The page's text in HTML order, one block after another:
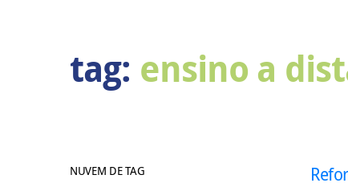
tag: ensino a
NUVEM DE TAG